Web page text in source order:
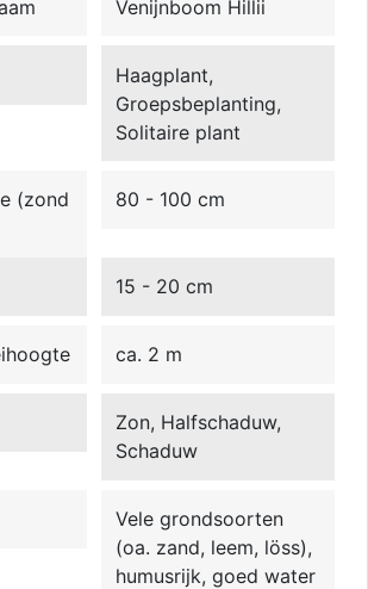
Venijnboom Hillii
Haagplant,
Groepsbeplanting,
Solitaire plant
(zond
80 - 100 cm
15 - 20 cm
ca. 2 m
Zon, Halfschaduw,
Schaduw
Vele grondsoorten
(oa. zand, leem, löss),
humusrijk, goed water